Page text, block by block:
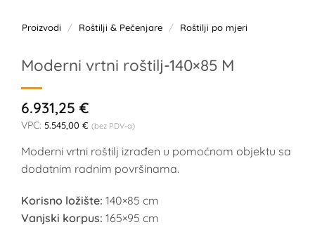
Proizvodi / Roštilji & Pečenjare / Roštilji po mjeri
Moderni vrtni roštilj-140×85 M
6.931,25 €
VPC: 5.545,00 € (bez PDV-a)
Moderni vrtni roštilj izrađen u pomoćnom objektu sa
dodatnim radnim površinama.
Korisno ložište: 140×85 cm
Vanjski korpus: 165×95 cm